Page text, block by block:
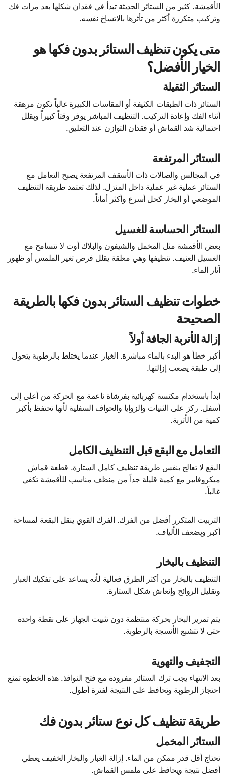
الأقمشة. كثير من الستائر الحديثة تبدأ في فقدان شكلها بعد مرات فك
وتركيب متكررة أكثر من تأثرها بالاتساخ نفسه.
متى يكون تنظيف الستائر بدون فكها هو
الخيار الأفضل؟
الستائر الثقيلة
الستائر ذات الطبقات الكثيفة أو المقاسات الكبيرة غالباً تكون مرهقة
أثناء الفك وإعادة التركيب. التنظيف المباشر يوفر وقتاً كبيراً ويقلل
احتمالية شد القماش أو فقدان التوازن عند التعليق.
الستائر المرتفعة
في المجالس والصالات ذات الأسقف المرتفعة يصبح التعامل مع
الستائر عملية غير عملية داخل المنزل. لذلك تعتمد طريقة التنظيف
الموضعي أو البخار كحل أسرع وأكثر أماناً.
الستائر الحساسة للغسيل
بعض الأقمشة مثل المخمل والشيفون والبلاك أوت لا تتسامح مع
الغسيل العنيف. تنظيفها وهي معلقة يقلل فرص تغير الملمس أو ظهور
آثار الماء.
خطوات تنظيف الستائر بدون فكها بالطريقة
الصحيحة
إزالة الأتربة الجافة أولاً
أكبر خطأ هو البدء بالماء مباشرة. الغبار عندما يختلط بالرطوبة يتحول
إلى طبقة يصعب إزالتها.
ابدأ باستخدام مكنسة كهربائية بفرشاة ناعمة مع الحركة من أعلى إلى
أسفل. ركز على الثنيات والزوايا والحواف السفلية لأنها تحتفظ بأكبر
كمية من الأتربة.
التعامل مع البقع قبل التنظيف الكامل
البقع لا تعالج بنفس طريقة تنظيف كامل الستارة. قطعة قماش
ميكروفايبر مع كمية قليلة جداً من منظف مناسب للأقمشة تكفي
غالباً.
التربيت المتكرر أفضل من الفرك. الفرك القوي ينقل البقعة لمساحة
أكبر ويضعف الألياف.
التنظيف بالبخار
التنظيف بالبخار من أكثر الطرق فعالية لأنه يساعد على تفكيك الغبار
وتقليل الروائح وإنعاش شكل الستارة.
يتم تمرير البخار بحركة منتظمة دون تثبيت الجهاز على نقطة واحدة
حتى لا تتشبع الأنسجة بالرطوبة.
التجفيف والتهوية
بعد الانتهاء يجب ترك الستائر مفرودة مع فتح النوافذ. هذه الخطوة تمنع
احتجاز الرطوبة وتحافظ على النتيجة لفترة أطول.
طريقة تنظيف كل نوع ستائر بدون فك
الستائر المخمل
تحتاج أقل قدر ممكن من الماء. إزالة الغبار والبخار الخفيف يعطي
أفضل نتيجة ويحافظ على ملمس القماش.